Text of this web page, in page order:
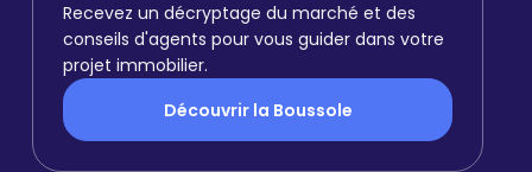
Recevez un décryptage du marché et des
conseils d'agents pour vous guider dans votre
projet immobilier.
Découvrir la Boussole